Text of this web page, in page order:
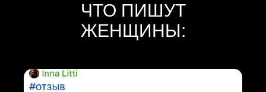
ЧТО ПИШУТ
ЖЕНЩИНЫ: